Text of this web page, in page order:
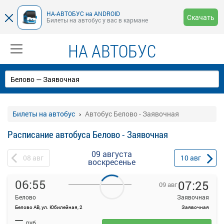
НА-АВТОБУС на ANDROID
Билеты на автобус у вас в кармане
Скачать
НА АВТОБУС
Билеты на автобус Автобус Белово - Заявочная
Расписание автобуса Белово - Заявочная
08 авг 09 августа
воскресенье 10авг
06:55
Белово
Белово АВ, ул. Юбилейная, 2
09 авг07:25
Заявочная
Заявочная
—
На данной странице вы можете ознакомиться с расписанием и
купить билет онлайн на автобус Белово - Заявочная.